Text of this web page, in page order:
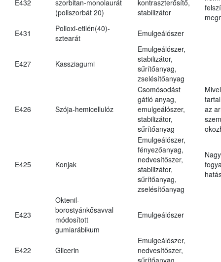
E432
szorbitan-monolaurát
(poliszorbát 20)
kontraszterősítő,
stabilizátor
E431
Polioxi-etilén(40)-
sztearát
Emulgeálószer
E427 Kassziagumi
Emulgeálószer,
stabilizátor,
sűrítőanyag,
zselésítőanyag
E426 Szója-hemicellulóz
Csomósodást
gátló anyag,
emulgeálószer,
stabilizátor,
sűrítőanyag
az
E425 Konjak
Emulgeálószer,
fényezőanyag,
nedvesítőszer,
stabilizátor,
sűrítőanyag,
zselésítőanyag
E423
Oktenil-
borostyánkősavval
módosított
gumiarábikum
Emulgeálószer
E422 Glicerin
Emulgeálószer,
nedvesítőszer,
sűrítőanyag